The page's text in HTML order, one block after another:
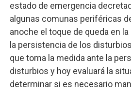
estado de emergencia
algunas comunas periféricas
anoche el toque de queda en
la persistencia de los
que toma la medida ante la
disturbios y hoy evaluará la
determinar si es necesario